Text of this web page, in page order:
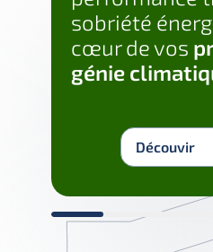
sobriété
cœur de vos
génie
Découvir